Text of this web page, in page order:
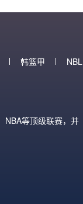
韩篮甲 NBL
NBA等顶级联赛，并